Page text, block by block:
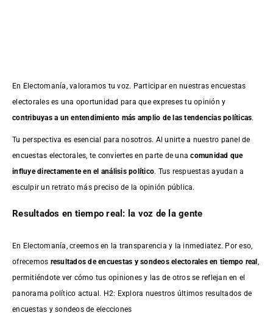
En Electomanía, valoramos tu voz. Participar en nuestras encuestas
electorales es una oportunidad para que expreses tu opinión y
contribuyas a un entendimiento más amplio de las tendencias políticas.
Tu perspectiva es esencial para nosotros. Al unirte a nuestro panel de
encuestas electorales, te conviertes en parte de unacomunidad que
influye directamente en el análisis político. Tus respuestas ayudan a
esculpir un retrato más preciso de la opinión pública.
Resultados en tiempo real: la voz de la gente
En Electomanía, creemos en la transparencia y la inmediatez. Por eso,
ofrecemos resultados deencuestas y sondeos electorales en tiempo real
permitiéndote ver cómo tus opiniones y las de otros se reflejan en el
panorama político actual. H2: Explora nuestros últimos resultados de
encuestas y sondeos de elecciones